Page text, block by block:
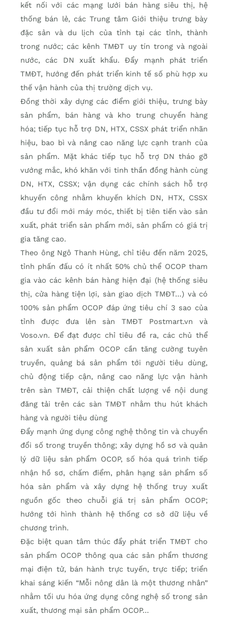
kết nối với các mạng lưới bán hàng siêu thị, hệ
thống bán lẻ, các Trung tâm Giới thiệu trưng bày
đặc sản và du lịch của tỉnh tại các tỉnh, thành
trong nước; các kênh TMĐT uy tín trong và ngoài
nước, các DN xuất khẩu. Đẩy mạnh phát triển
TMĐT, hướng đến phát triển kinh tế số phù hợp xu
thế vận hành của thị trường dịch vụ.
Đồng thời xây dựng các điểm giới thiệu, trưng bày
sản phẩm, bán hàng và kho trung chuyển hàng
hóa; tiếp tục hỗ trợ DN, HTX, CSSX phát triển nhãn
hiệu, bao bì và nâng cao năng lực cạnh tranh của
sản phẩm. Mặt khác tiếp tục hỗ trợ DN tháo gỡ
vướng mắc, khó khăn với tinh thần đồng hành cùng
DN, HTX, CSSX; vận dụng các chính sách hỗ trợ
khuyến công nhằm khuyến khích DN, HTX, CSSX
đầu tư đổi mới máy móc, thiết bị tiên tiến vào sản
xuất, phát triển sản phẩm mới, sản phẩm có giá trị
gia tăng cao.
Theo ông Ngô Thanh Hùng, chỉ tiêu đến năm 2025,
tỉnh phấn đấu có ít nhất 50% chủ thể OCOP tham
gia vào các kênh bán hàng hiện đại (hệ thống siêu
thị, cửa hàng tiện lợi, sàn giao dịch TMĐT…) và có
100% sản phẩm OCOP đáp ứng tiêu chí 3 sao của
tỉnh được đưa lên sàn TMĐT Postmart.vn và
Voso.vn. Để đạt được chỉ tiêu đề ra, các chủ thể
sản xuất sản phẩm OCOP cần tăng cường tuyên
truyền, quảng bá sản phẩm tới người tiêu dùng,
chủ động tiếp cận, nâng cao năng lực vận hành
trên sàn TMĐT, cải thiện chất lượng về nội dung
đăng tải trên các sàn TMĐT nhằm thu hút khách
hàng và người tiêu dùng
Đẩy mạnh ứng dụng công nghệ thông tin và chuyển
đổi số trong truyền thông; xây dựng hồ sơ và quản
lý dữ liệu sản phẩm OCOP, số hóa quá trình tiếp
nhận hồ sơ, chấm điểm, phân hạng sản phẩm số
hóa sản phẩm và xây dựng hệ thống truy xuất
nguồn gốc theo chuỗi giá trị sản phẩm OCOP;
hướng tới hình thành hệ thống cơ sở dữ liệu về
chương trình.
Đặc biệt quan tâm thúc đẩy phát triển TMĐT cho
sản phẩm OCOP thông qua các sản phẩm thương
mại điện tử, bán hành trực tuyến, trực tiếp; triển
khai sáng kiến “Mỗi nông dân là một thương nhân”
nhằm tối ưu hóa ứng dụng công nghệ số trong sản
xuất, thương mại sản phẩm OCOP…